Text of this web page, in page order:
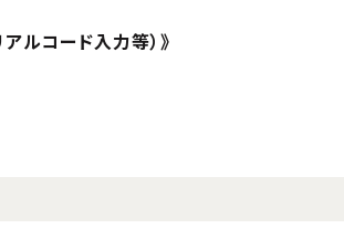
ルコード入力等）》